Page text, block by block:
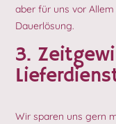
aber für uns vor
Dauerlösung.
3.
Wir sparen uns gern